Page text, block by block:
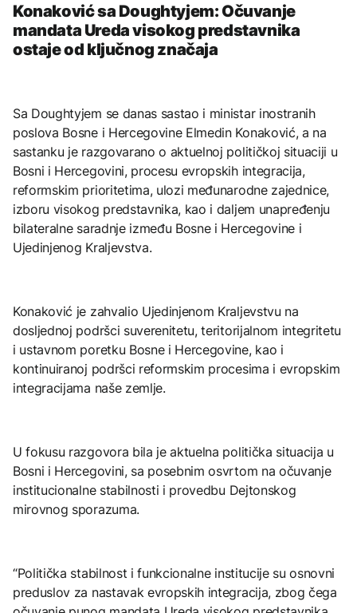
Konaković sa Doughtyjem: Očuvanje
mandata Ureda visokog predstavnika
ostaje od ključnog značaja
Sa Doughtyjem se danas sastao i ministar inostranih
poslova Bosne i Hercegovine Elmedin Konaković, a na
sastanku je razgovarano o aktuelnoj političkoj situaciji u
Bosni i Hercegovini, procesu evropskih integracija,
reformskim prioritetima, ulozi međunarodne zajednice,
izboru visokog predstavnika, kao i daljem unapređenju
bilateralne saradnje između Bosne i Hercegovine i
Ujedinjenog Kraljevstva.
Konaković je zahvalio Ujedinjenom Kraljevstvu na
dosljednoj podršci suverenitetu, teritorijalnom integritetu
i ustavnom poretku Bosne i Hercegovine, kao i
kontinuiranoj podršci reformskim procesima i evropskim
integracijama naše zemlje.
U fokusu razgovora bila je aktuelna politička situacija u
Bosni i Hercegovini, sa posebnim osvrtom na očuvanje
institucionalne stabilnosti i provedbu Dejtonskog
mirovnog sporazuma.
“Politička stabilnost i funkcionalne institucije su osnovni
preduslov za nastavak evropskih integracija, zbog čega